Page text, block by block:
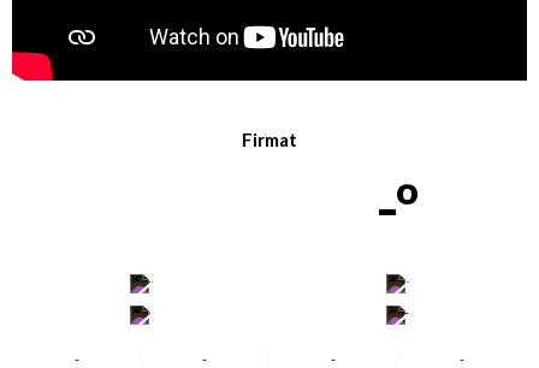
Firmat
-º
-
-
-
-
-
-
-
-